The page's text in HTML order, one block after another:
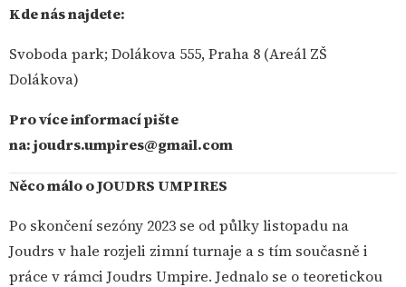
Kde nás najdete:
Svoboda park; Dolákova 555, Praha 8 (Areál ZŠ
Dolákova)
Pro více informací pište
na:joudrs.umpires@gmail.com
Něco málo o JOUDRS UMPIRES
Po skončení sezóny 2023 se od půlky listopadu na
Joudrs v hale rozjeli zimní turnaje a s tím současně i
práce v rámci Joudrs Umpire. Jednalo se o teoretickou